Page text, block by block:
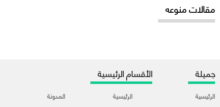
مقالات منوعه
جميلة
الرئيسية
الأقسام الرئيسية
الرئيسية
المدونة